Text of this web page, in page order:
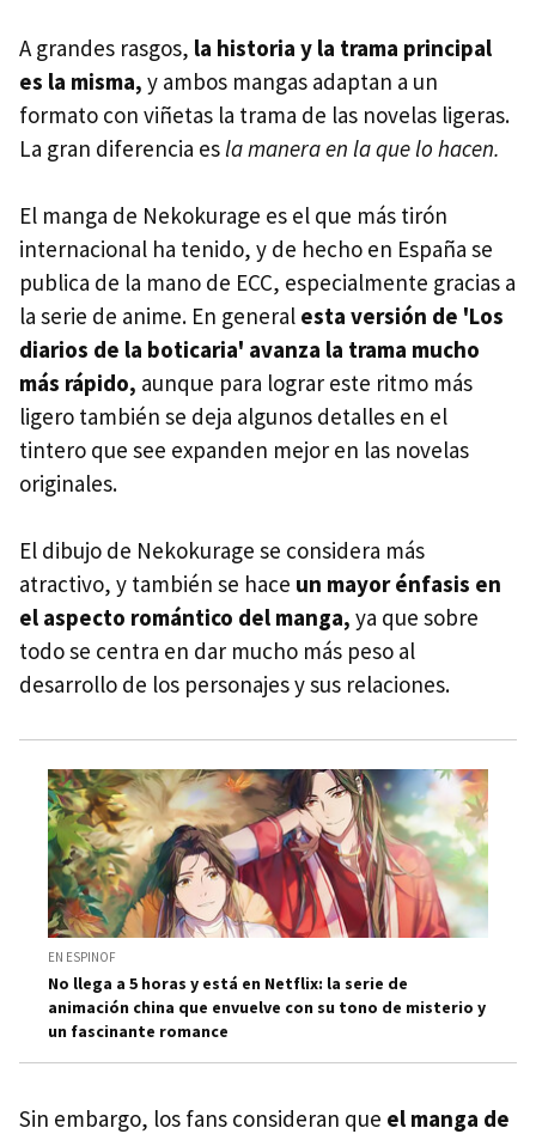
A grandes rasgos, la historia y la trama principal
es la misma, y ambos mangas adaptan a un
formato con viñetas la trama de las novelas ligeras.
La gran diferencia esla manera en la que lo hacen.
El manga de Nekokurage es el que más tirón
internacional ha tenido, y de hecho en España se
publica de la mano de ECC, especialmente gracias a
la serie de anime. En general esta versión de 'Los
diarios de la boticaria' avanza la trama mucho
más rápido, aunque para lograr este ritmo más
ligero también se deja algunos detalles en el
tintero que see expanden mejor en las novelas
originales.
El dibujo de Nekokurage se considera más
atractivo, y también se hace un mayor énfasis en
el aspecto romántico del manga, ya que sobre
todo se centra en dar mucho más peso al
desarrollo de los personajes y sus relaciones.
EN ESPINOF
No llega a 5 horas y está en Netflix: la serie de
animación china que envuelve con su tono de misterio y
un fascinante romance
Sin embargo, los fans consideran que el manga de